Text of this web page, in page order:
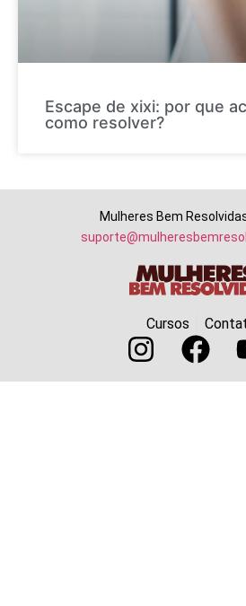
Escape de xixi: por que
como resolver?
Mulheres Bem
Cursos